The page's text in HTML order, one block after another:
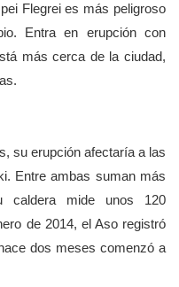
Flegrei es más peligroso
Entra en erupción con
más cerca de la ciudad,
su erupción afectaría a las
Entre ambas suman más
caldera mide unos 120
de 2014, el Aso registró
dos meses comenzó a